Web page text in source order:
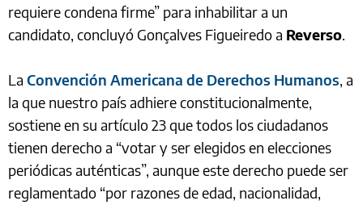
requiere condena firme” para inhabilitar a un
candidato, concluyó Gonçalves Figueiredo a Reverso.
La Convención Americana de Derechos Humanos, a
la que nuestro país adhiere constitucionalmente,
sostiene en su artículo 23 que todos los ciudadanos
tienen derecho a “votar y ser elegidos en elecciones
periódicas auténticas”, aunque este derecho puede ser
reglamentado “por razones de edad, nacionalidad,